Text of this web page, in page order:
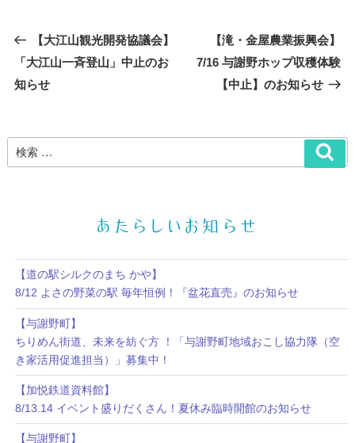
過
去
の
【大江山観光開発協議会】
「大江山一斉登山」中止のお
知らせ
【滝・金屋農業振興会】
7/16 与謝野ホップ収穫体験
【中止】のお知らせ
あたらしいお知らせ
【道の駅シルクのまち かや】
8/12 よさの野菜の駅 毎年恒例！『盆花直売』のお知らせ
【与謝野町】
ちりめん街道、未来を紡ぐ方 ！「与謝野町地域おこし協力隊（空
き家活用促進担当）」募集中！
【加悦鉄道資料館】
8/13.14 イベント盛りだくさん！夏休み臨時開館のお知らせ
【与謝野町】